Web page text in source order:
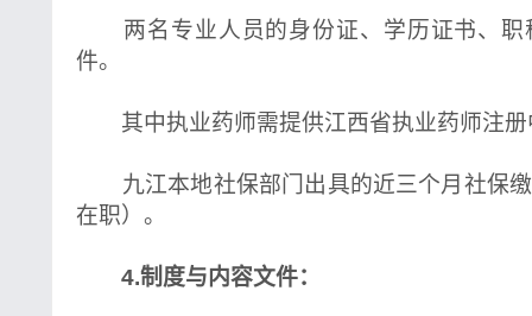
两名专业人员的身份证、学历证书、职
件。
其中执业药师需提供江西省执业药师注册
九江本地社保部门出具的近三个月社保缴
在职）。
4.制度与内容文件：